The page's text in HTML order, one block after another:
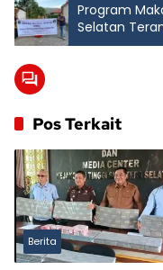
Program
Selatan
Nusantara
Pos Terkait
Berita